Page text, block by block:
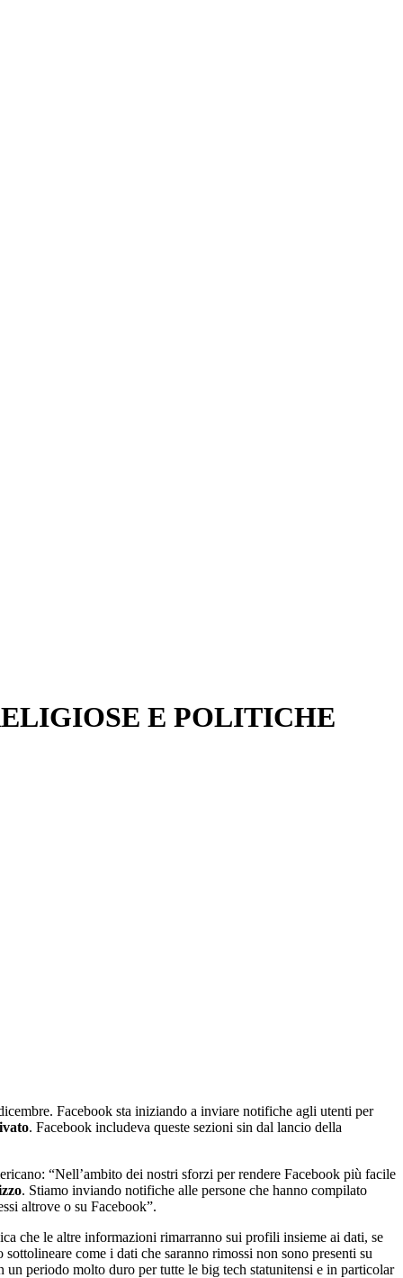
E POLITICHE
Facebook sta iniziando a inviare notifiche agli utenti per
. Facebook includeva queste sezioni sin dal lancio della
“Nell’ambito dei nostri sforzi per rendere Facebook più facile
. Stiamo inviando notifiche alle persone che hanno compilato
altrove o su Facebook”.
che le altre informazioni rimarranno sui profili insieme ai dati, se
come i dati che saranno rimossi non sono presenti su
periodo molto duro per tutte le big tech statunitensi e in particolar